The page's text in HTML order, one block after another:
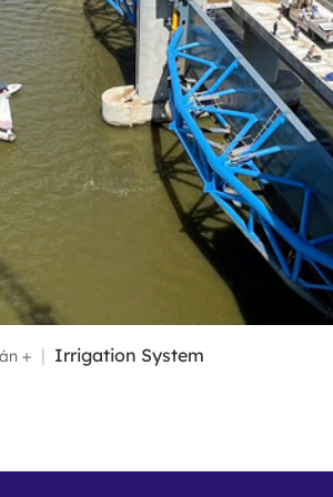
Irrigation System